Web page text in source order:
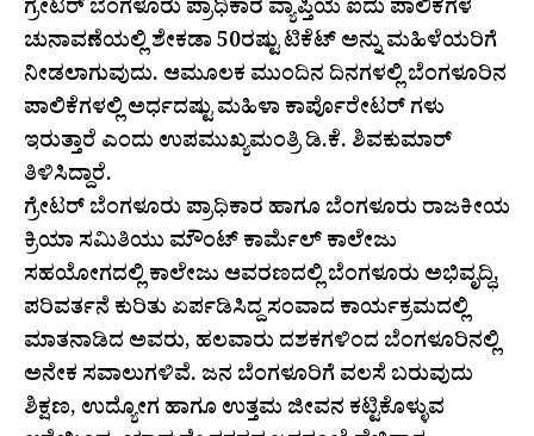
ಗ್ರೇಟರ್ ಬೆಂಗಳೂರು ಪ್ರಾಧಿಕಾರ ವ್ಯಾಪ್ತಿಯ ಐದು ಪಾಲಿಕೆಗಳ
ಚುನಾವಣೆಯಲ್ಲಿ ಶೇಕಡಾ 50ರಷ್ಟು ಟಿಕೆಟ್ ಅನ್ನು ಮಹಿಳೆಯರಿಗೆ
ನೀಡಲಾಗುವುದು. ಆಮೂಲಕ ಮುಂದಿನ ದಿನಗಳಲ್ಲಿ ಬೆಂಗಳೂರಿನ
ಪಾಲಿಕೆಗಳಲ್ಲಿ ಅರ್ಧದಷ್ಟು ಮಹಿಳಾ ಕಾರ್ಪೊರೇಟರ್ ಗಳು
ಇರುತ್ತಾರೆ ಎಂದು ಉಪಮುಖ್ಯಮಂತ್ರಿ ಡಿ.ಕೆ. ಶಿವಕುಮಾರ್
ತಿಳಿಸಿದ್ದಾರೆ.
ಗ್ರೇಟರ್ ಬೆಂಗಳೂರು ಪ್ರಾಧಿಕಾರ ಹಾಗೂ ಬೆಂಗಳೂರು ರಾಜಕೀಯ
ಕ್ರಿಯಾ ಸಮಿತಿಯು ಮೌಂಟ್ ಕಾರ್ಮೆಲ್ ಕಾಲೇಜು
ಸಹಯೋಗದಲ್ಲಿ ಕಾಲೇಜು ಆವರಣದಲ್ಲಿ ಬೆಂಗಳೂರು ಅಭಿವೃದ್ಧಿ,
ಪರಿವರ್ತನೆ ಕುರಿತು ಏರ್ಪಡಿಸಿದ್ದ ಸಂವಾದ ಕಾರ್ಯಕ್ರಮದಲ್ಲಿ
ಮಾತನಾಡಿದ ಅವರು, ಹಲವಾರು ದಶಕಗಳಿಂದ ಬೆಂಗಳೂರಿನಲ್ಲಿ
ಅನೇಕ ಸವಾಲುಗಳಿವೆ. ಜನ ಬೆಂಗಳೂರಿಗೆ ವಲಸೆ ಬರುವುದು
ಶಿಕ್ಷಣ, ಉದ್ಯೋಗ ಹಾಗೂ ಉತ್ತಮ ಜೀವನ ಕಟ್ಟಿಕೊಳ್ಳುವ